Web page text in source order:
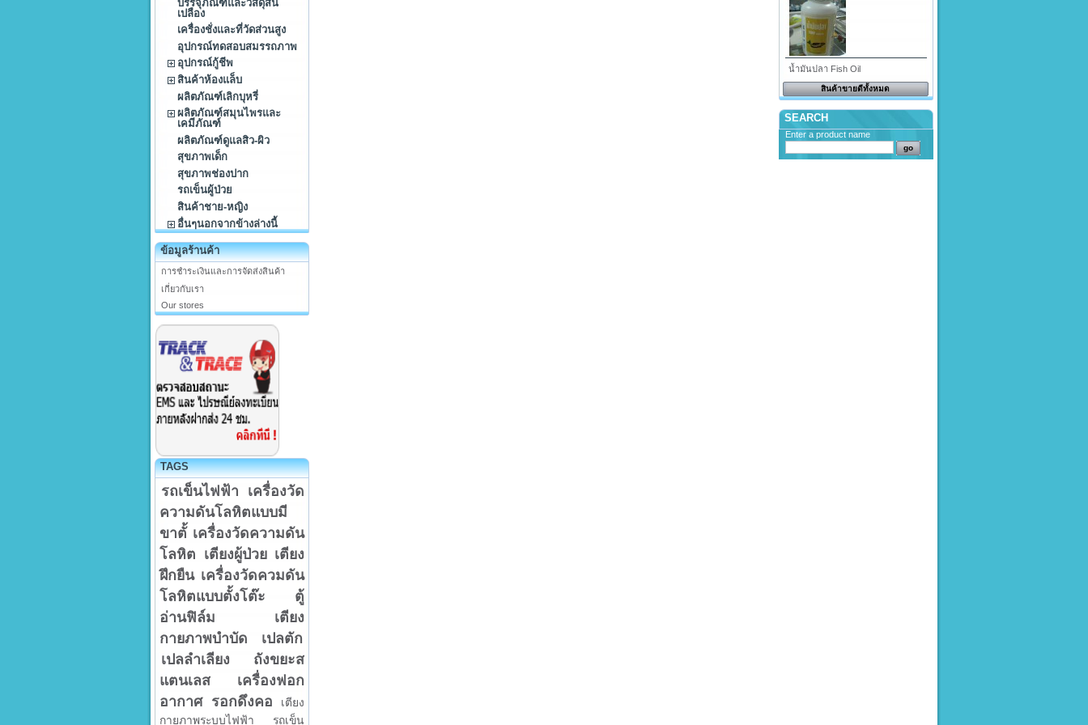
บรรจุภัณฑ์และวัสดุสิ้น
เปลือง
เครื่องชั่งและที่วัดส่วนสูง
อุปกรณ์ทดสอบสมรรถภาพ
อุปกรณ์กู้ชีพ
สินค้าห้องแล็บ
ผลิตภัณฑ์เลิกบุหรี่
ผลิตภัณฑ์สมุนไพรและ
เคมีภัณฑ์
ผลิตภัณฑ์ดูแลสิว-ผิว
สุขภาพเด็ก
สุขภาพช่องปาก
รถเข็นผู้ป่วย
สินค้าชาย-หญิง
อื่นๆนอกจากข้างล่างนี้
ข้อมูลร้านค้า
การชำระเงินและการจัดส่งสินค้า
เกี่ยวกับเรา
Our stores
TAGS
รถเข็นไฟฟ้า
เครื่องวัด
ความดันโลหิตแบบมี
ขาตั้ เครื่องวัดความดัน
โลหิต เตียงผู้ป่วย เตียง
ฝึกยืน เครื่องวัดควมดัน
โลหิตแบบตั้งโต๊ะ
ตู้
อ่านฟิล์ม
เตียง
กายภาพบำบัด
เปลตัก
เปลลำเลียง
ถังขยะส
แตนเลส
เครื่องฟอก
อากาศ รอกดึงคอ
เตียง
กายภาพระบบไฟฟ้า
รถเข็น
น้ำมันปลา Fish Oil
สินค้าขายดีทั้งหมด
SEARCH
Enter a product name